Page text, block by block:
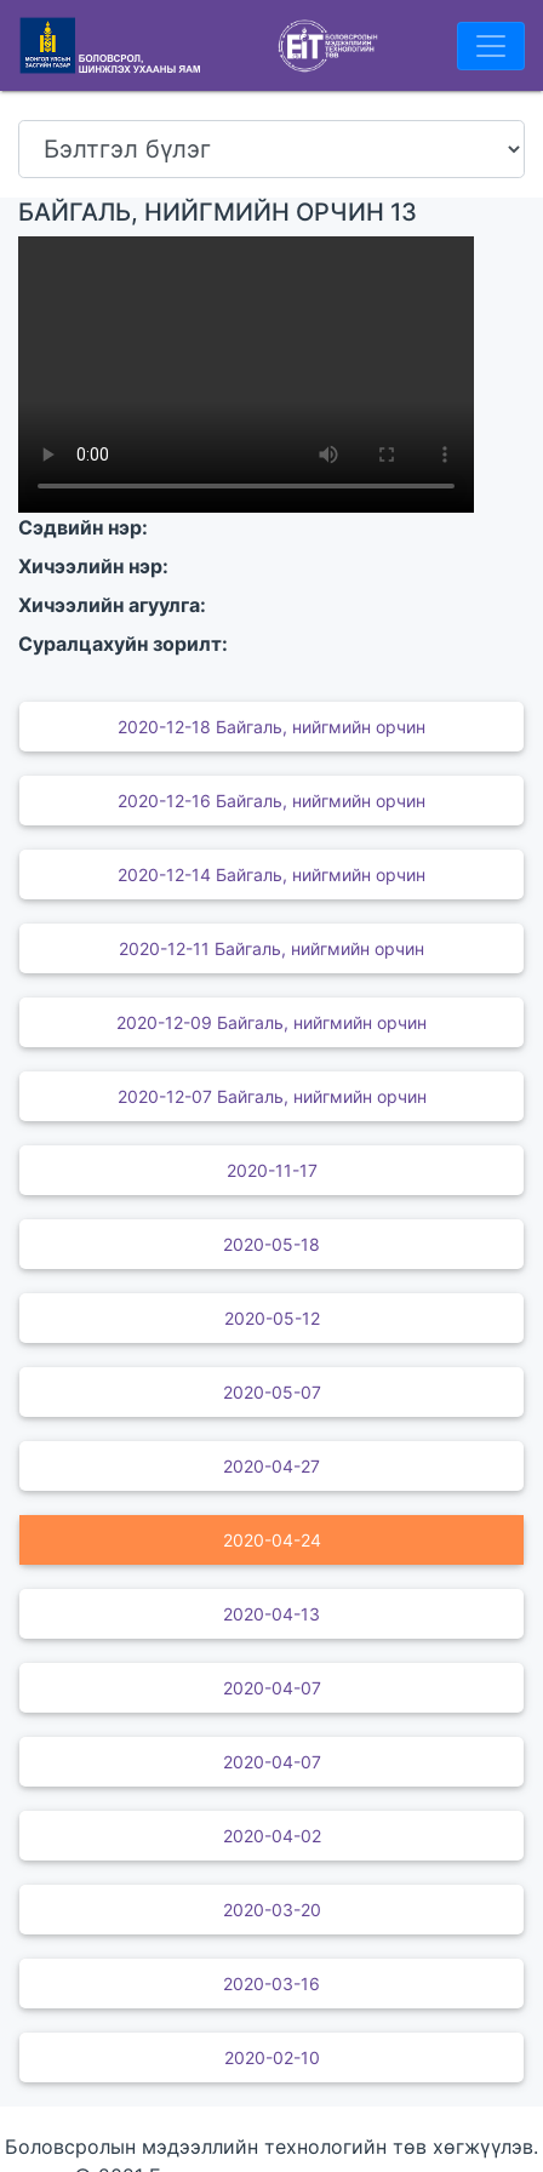
БАЙГАЛЬ, НИЙГМИЙН ОРЧИН 13
Сэдвийн нэр:
Хичээлийн нэр:
Хичээлийн агуулга:
Суралцахуйн зорилт:
2020-12-18 Байгаль, нийгмийн орчин
2020-12-16 Байгаль, нийгмийн орчин
2020-12-14 Байгаль, нийгмийн орчин
2020-12-11 Байгаль, нийгмийн орчин
2020-12-09 Байгаль, нийгмийн орчин
2020-12-07 Байгаль, нийгмийн орчин
2020-11-17
2020-05-18
2020-05-12
2020-05-07
2020-04-27
2020-04-24
2020-04-13
2020-04-07
2020-04-07
2020-04-02
2020-03-20
2020-03-16
2020-02-10
Боловсролын мэдээллийн технологийн төв хөгжүүлэв.